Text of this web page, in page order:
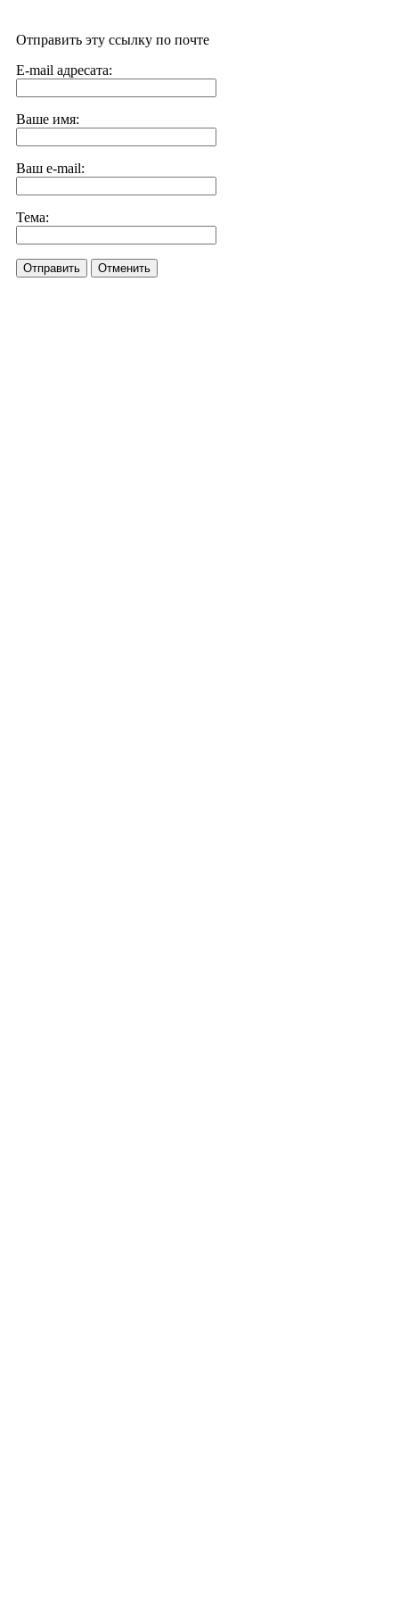
Отправить эту ссылку по почте
E-mail адресата:
Ваше имя:
Ваш e-mail:
Тема:
Отправить Отменить